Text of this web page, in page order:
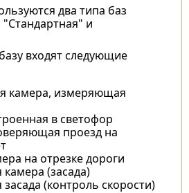
два типа баз
и
входят следующие
камера, измеряющая
в светофор
проезд на
на отрезке дороги
(засада)
(контроль скорости)